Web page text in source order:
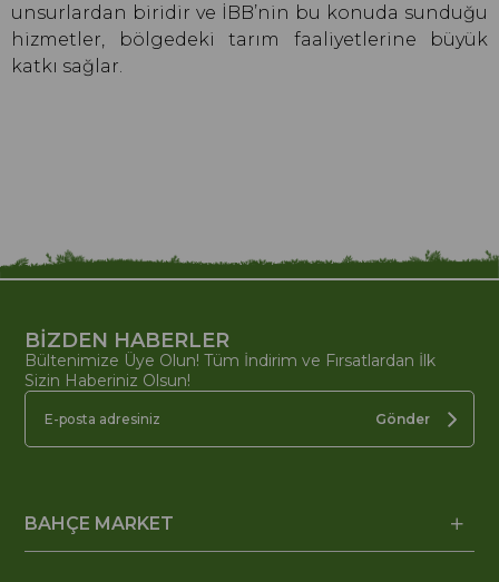
unsurlardan biridir ve İBB’nin bu konuda sunduğu
hizmetler, bölgedeki tarım faaliyetlerine büyük
katkı sağlar.
BİZDEN HABERLER
Bültenimize Üye Olun! Tüm İndirim ve Fırsatlardan İlk
Sizin Haberiniz Olsun!
Gönder
BAHÇE MARKET